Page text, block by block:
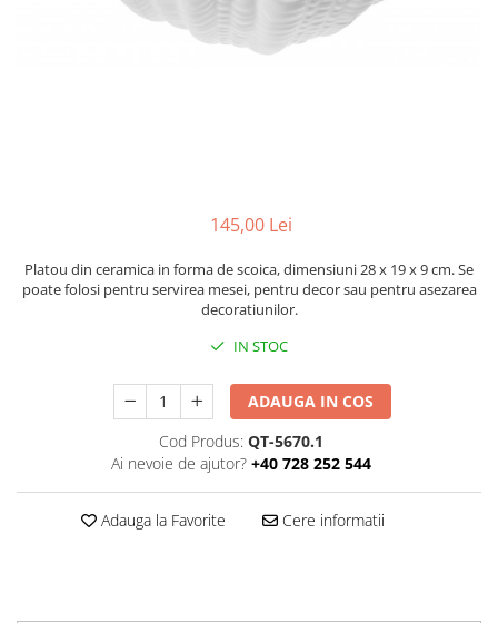
Barci, vapoare, ambarcatiuni
145,00 Lei
Platou din ceramica in forma de scoica, dimensiuni 28 x 19 x 9 cm. Se
poate folosi pentru servirea mesei, pentru decor sau pentru asezarea
decoratiunilor.
IN STOC
ADAUGA IN COS
Cod Produs: QT-5670.1
Ai nevoie de ajutor? +40 728 252 544
Adauga la Favorite Cere informatii